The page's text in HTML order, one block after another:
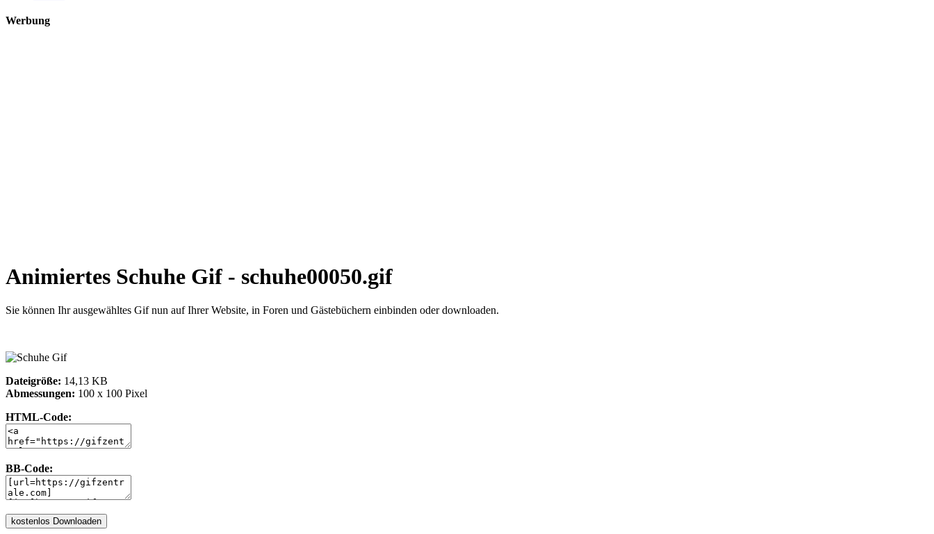
Werbung
Animiertes Schuhe Gif - schuhe00050.gif
Sie können Ihr ausgewähltes Gif nun auf Ihrer Website, in Foren und Gästebüchern einbinden oder downloaden.
Dateigröße: 14,13 KB
Abmessungen: 100 x 100 Pixel
HTML-Code:
BB-Code: